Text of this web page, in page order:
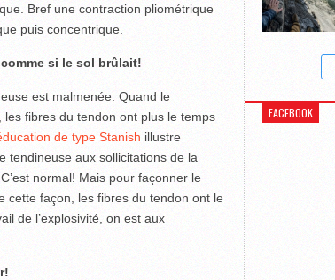
Bref une contraction pliométrique
puis concentrique.
si le sol brûlait!
est malmenée. Quand le
les fibres du tendon ont plus le temps
de type Stanish illustre
tendineuse aux sollicitations de la
normal! Mais pour façonner le
cette façon, les fibres du tendon ont le
de l’explosivité, on est aux
FACEBOOK